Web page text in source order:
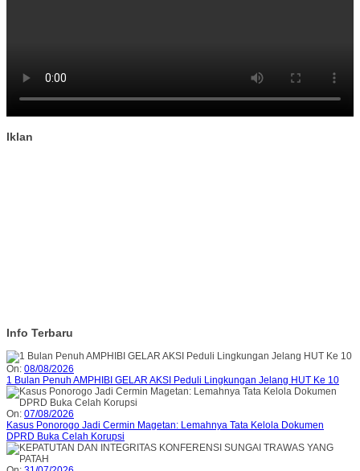
Iklan
Info Terbaru
On: 08/08/2026
1 Bulan Penuh AMPHIBI GELAR AKSI Peduli Lingkungan Jelang HUT Ke 10
On: 07/08/2026
Kasus Ponorogo Jadi Cermin Magetan: Lemahnya Tata Kelola Dokumen
DPRD Buka Celah Korupsi